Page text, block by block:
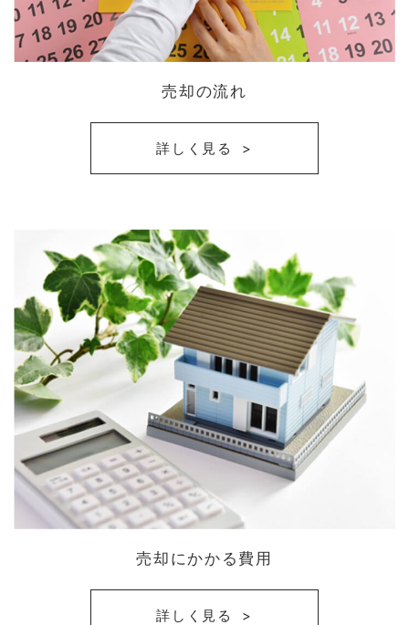
売却の流れ
詳しく見る
売却にかかる費用
詳しく見る